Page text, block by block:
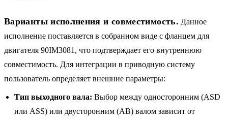
Варианты исполнения и совместимость. Данное
исполнение поставляется в собранном виде с фланцем для
двигателя 90IM3081, что подтверждает его внутреннюю
совместимость. Для интеграции в приводную систему
пользователь определяет внешние параметры:
Тип выходного вала: Выбор между односторонним (ASD
или ASS) или двусторонним (AB) валом зависит от